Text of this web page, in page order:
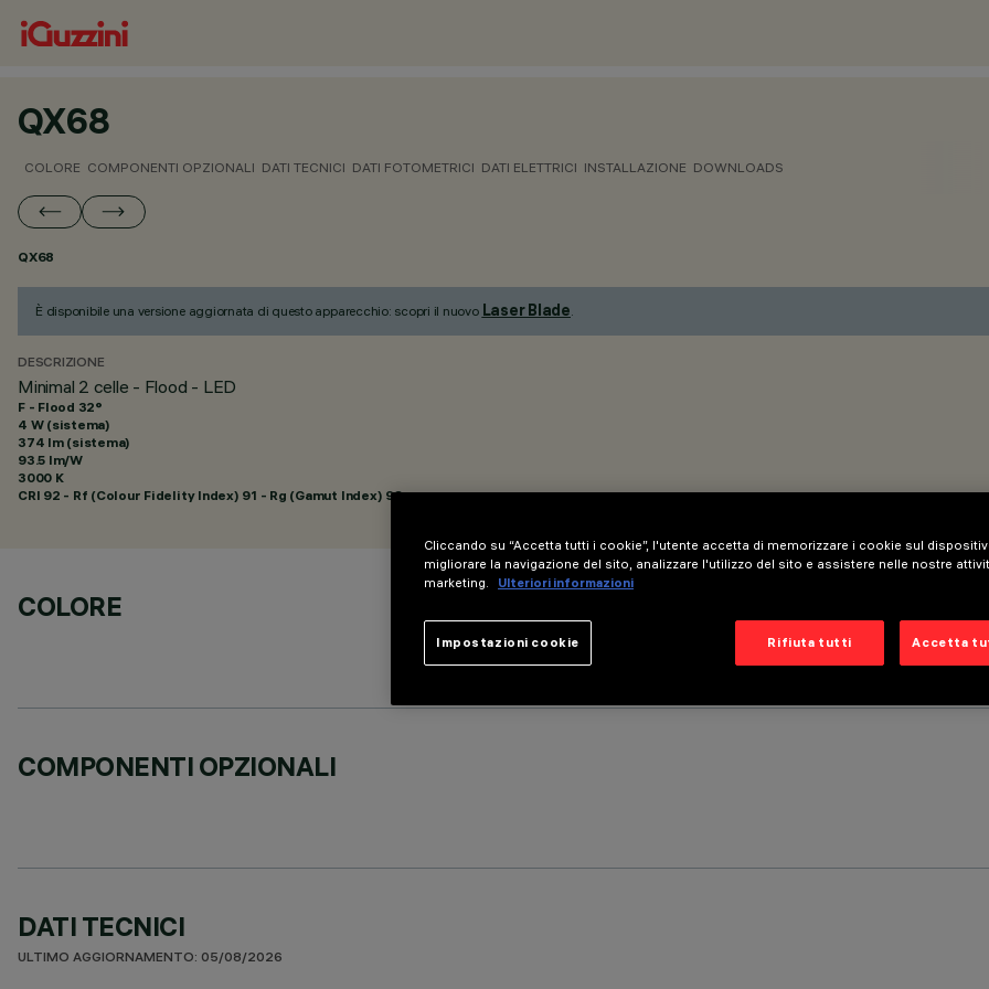
QX68
COLORE COMPONENTI OPZIONALI DATI TECNICI DATI FOTOMETRICI DATI ELETTRICI INSTALLAZIONE DOWNLOADS
QX68
È disponibile una versione aggiornata di questo apparecchio: scopri il nuovo Laser Blade.
DESCRIZIONE
Minimal 2 celle - Flood - LED
F - Flood 32°
4 W (sistema)
374 lm (sistema)
93.5 lm/W
3000 K
CRI 92 - Rf (Colour Fidelity Index) 91 - Rg (Gamut Index) 98
COLORE
COMPONENTI OPZIONALI
DATI TECNICI
ULTIMO AGGIORNAMENTO: 05/08/2026
Cliccando su “Accetta tutti i cookie”, l'utente accetta di memorizzare i cookie sul
migliorare la navigazione del sito, analizzare l'utilizzo del sito e assistere nelle nostre
marketing.
Ulteriori informazioni
Rifiuta tutti Accetta
Impostazioni cookie